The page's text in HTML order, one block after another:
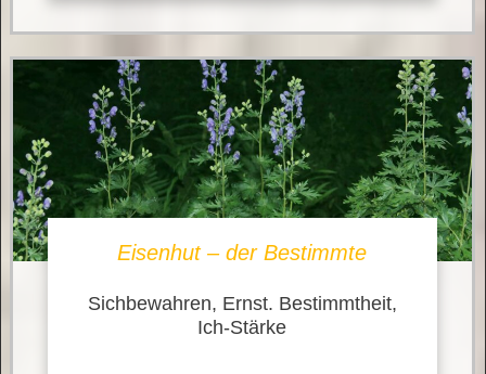
Eisenhut – der Bestimmte
Sichbewahren, Ernst. Bestimmtheit,
Ich-Stärke